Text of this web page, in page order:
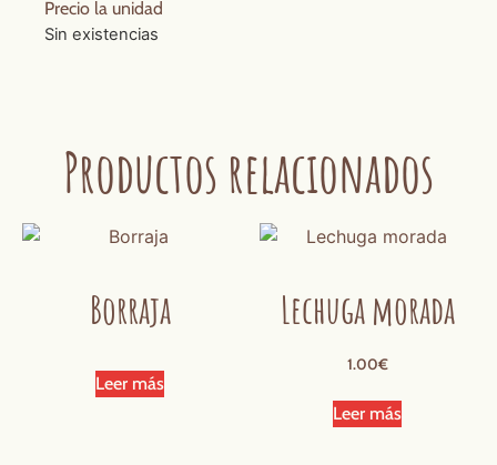
Precio la unidad
Sin existencias
Productos relacionados
Borraja
Leer más
Lechuga morada
1.00€
Leer más